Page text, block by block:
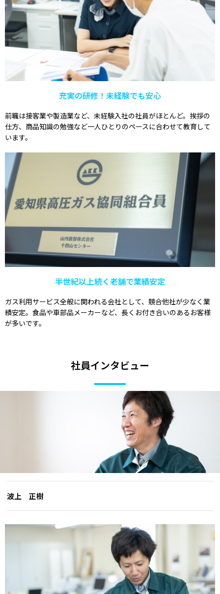
充実の研修！未経験でも安心
前職は接客業や製造業など、未経験入社の社員がほとんど。挨拶の
仕方、商品知識の勉強など一人ひとりのペースに合わせて教育して
います。
半世紀以上続く老舗で業績安定
ガス利用サービス全般に関われる会社として、競合他社が少なく業
績安定。食品や車部品メーカーなど、長くお付き合いのあるお客様
が多いです。
社員インタビュー
波上 正樹